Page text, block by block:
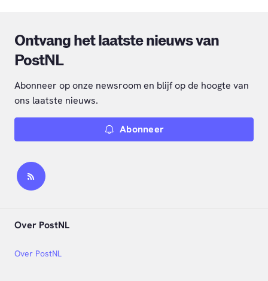
Ontvang het laatste nieuws van
PostNL
Abonneer op onze newsroom en blijf op de hoogte van
ons laatste nieuws.
Abonneer
Over PostNL
Over PostNL